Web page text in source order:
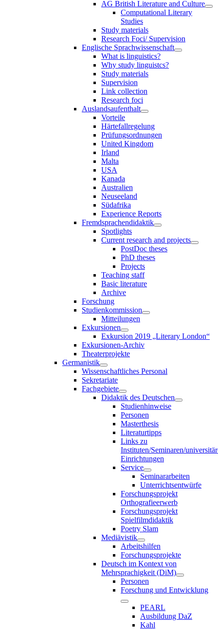
AG British Literature and Culture
Computational Literary
Studies
Study materials
Research Foci/ Supervision
Englische Sprachwissenschaft
What is linguistics?
Why study linguistcs?
Study materials
Supervision
Link collection
Research foci
Auslandsaufenthalt
Vorteile
Härtefallregelung
Prüfungsordnungen
United Kingdom
Irland
Malta
USA
Kanada
Australien
Neuseeland
Südafrika
Experience Reports
Fremdsprachendidaktik
Spotlights
Current research and projects
PostDoc theses
PhD theses
Projects
Teaching staff
Basic literature
Archive
Forschung
Studienkommission
Mitteilungen
Exkursionen
Exkursion 2019 „Literary London“
Exkursionen-Archiv
Theaterprojekte
Germanistik
Wissenschaftliches Personal
Sekretariate
Fachgebiete
Didaktik des Deutschen
Studienhinweise
Personen
Masterthesis
Literaturtipps
Links zu
Instituten/Seminaren/
Einrichtungen
Service
Seminararbeiten
Unterrichtsentwürfe
Forschungsprojekt
Orthografieerwerb
Forschungsprojekt
Spielfilmdidaktik
Poetry Slam
Mediävistik
Arbeitshilfen
Forschungsprojekte
Deutsch im Kontext von
Mehrsprachigkeit (DiM)
Personen
Forschung und Entwicklung
PEARL
Ausbildung DaZ
Kahl